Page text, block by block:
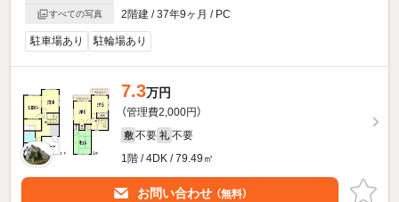
すべての写真
2階建 / 37年9ヶ月 / PC
駐車場あり 駐輪場あり
7.3万円
（管理費2,000円）
敷 不要 礼 不要
1階 / 4DK / 79.49㎡
お問い合わせ （無料）